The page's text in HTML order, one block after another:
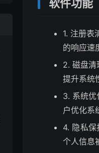
软件功能
1. 注册表
的响应速
2. 磁盘清
提升系统
3. 系统优
户优化系
4. 隐私
个人信息